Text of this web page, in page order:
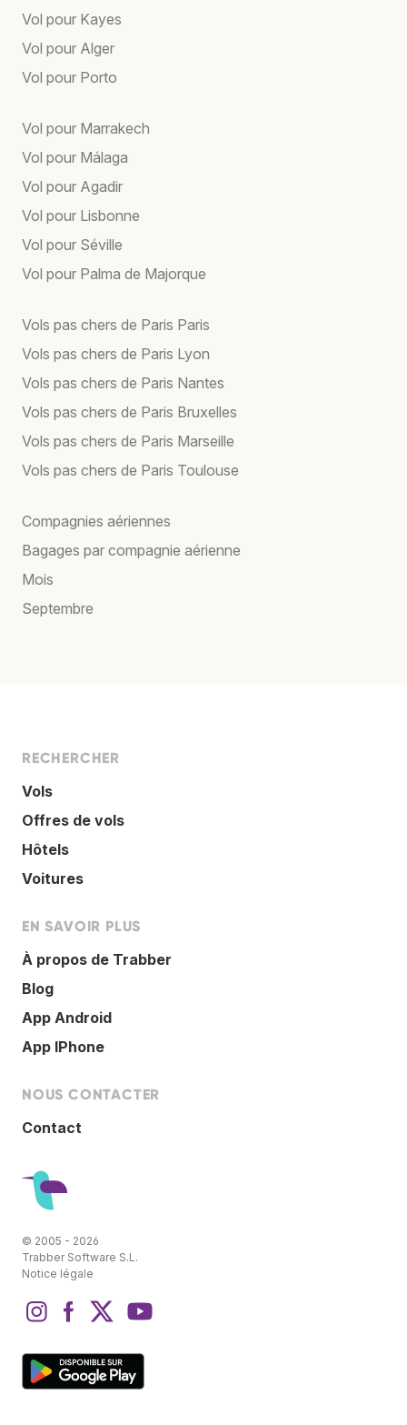
Vol pour Kayes
Vol pour Alger
Vol pour Porto
Vol pour Marrakech
Vol pour Málaga
Vol pour Agadir
Vol pour Lisbonne
Vol pour Séville
Vol pour Palma de Majorque
Vols pas chers de Paris Paris
Vols pas chers de Paris Lyon
Vols pas chers de Paris Nantes
Vols pas chers de Paris Bruxelles
Vols pas chers de Paris Marseille
Vols pas chers de Paris Toulouse
Compagnies aériennes
Bagages par compagnie aérienne
Mois
Septembre
RECHERCHER
Vols
Offres de vols
Hôtels
Voitures
EN SAVOIR PLUS
À propos de Trabber
Blog
App Android
App IPhone
NOUS CONTACTER
Contact
© 2005 - 2026
Trabber Software S.L.
Notice légale